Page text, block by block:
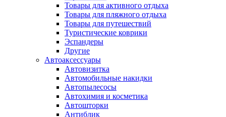
Товары для активного отдыха
Товары для пляжного отдыха
Товары для путешествий
Туристические коврики
Эспандеры
Другие
Автоаксессуары
Автовизитка
Автомобильные накидки
Автопылесосы
Автохимия и косметика
Автошторки
Антиблик